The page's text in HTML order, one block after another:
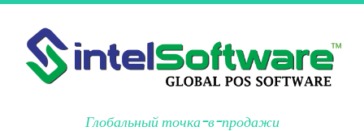
Глобальный точка-в-продажи